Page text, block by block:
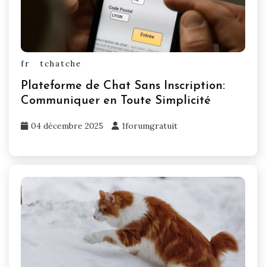
fr tchatche
Plateforme de Chat Sans Inscription:
Communiquer en Toute Simplicité
04 décembre 2025 1forumgratuit